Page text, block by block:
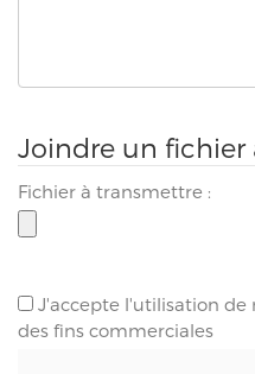
Joindre un fichier
Fichier à transmettre :
J'accepte l'utilisation de
des fins commerciales